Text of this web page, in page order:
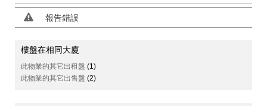
報告錯誤
樓盤在相同大廈
此物業的其它出租盤 (1)
此物業的其它出售盤 (2)